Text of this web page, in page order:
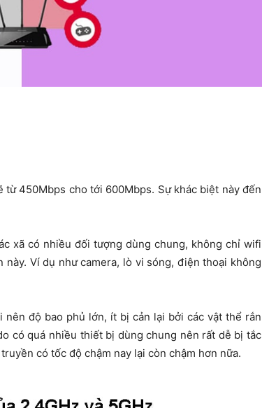
450Mbps cho tới 600Mbps. Sự khác biệt này đến
xã có nhiều đối tượng dùng chung, không chỉ wifi
Ví dụ như camera, lò vi sóng, điện thoại không
độ bao phủ lớn, ít bị cản lại bởi các vật thể rắn
có quá nhiều thiết bị dùng chung nên rất dễ bị tắc
có tốc độ chậm nay lại còn chậm hơn nữa.